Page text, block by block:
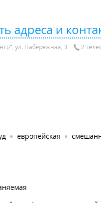
адреса и
ул. Набережная, 3 2
европейская